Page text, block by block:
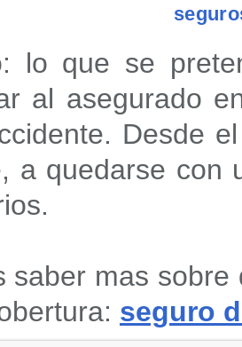
lo que se
al asegurado
Desde
a quedarse con
saber mas
seguro